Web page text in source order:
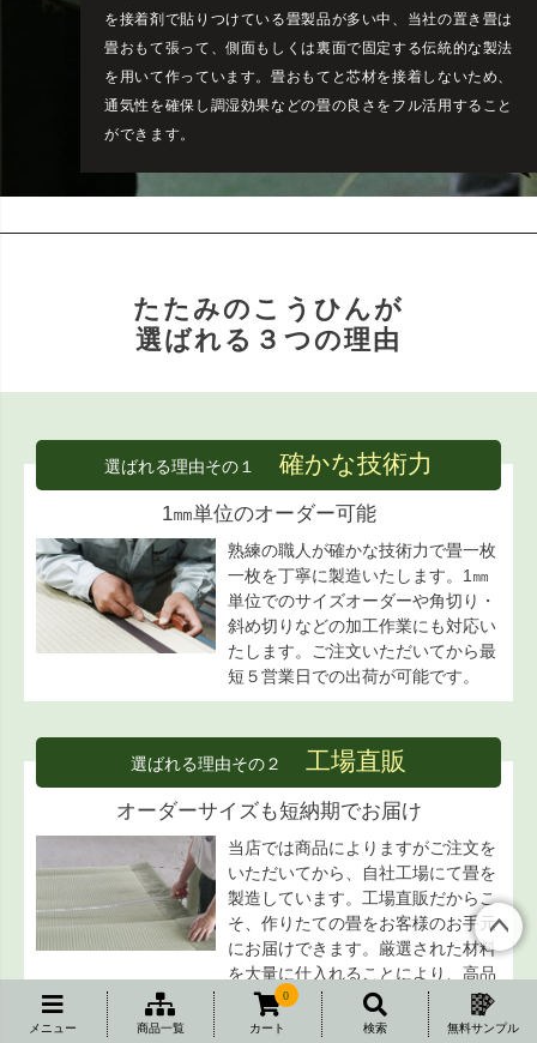
ペー
ジト
ップ
メニュー 商品一覧
0
カート 検索 無料サンプル
を接着剤で貼りつけている畳製品が多い中、当社の置き畳は
畳おもて張って、側面もしくは裏面で固定する伝統的な製法
を用いて作っています。畳おもてと芯材を接着しないため、
通気性を確保し調湿効果などの畳の良さをフル活用すること
ができます。
たたみのこうひんが
選ばれる３つの理由
選ばれる理由その１ 確かな技術力
1㎜単位のオーダー可能
熟練の職人が確かな技術力で畳一枚
一枚を丁寧に製造いたします。1㎜
単位でのサイズオーダーや角切り・
斜め切りなどの加工作業にも対応い
たします。ご注文いただいてから最
短５営業日での出荷が可能です。
選ばれる理由その２ 工場直販
オーダーサイズも短納期でお届け
当店では商品によりますがご注文を
いただいてから、自社工場にて畳を
製造しています。工場直販だからこ
そ、作りたての畳をお客様のお手元
にお届けできます。厳選された材料
を大量に仕入れることにより、高品
質の畳をお求めやすい価格でご提供
することができます。